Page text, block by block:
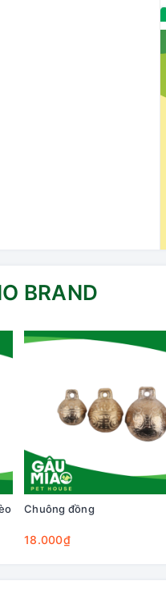
BRAND
Chuông đồng
18.000₫